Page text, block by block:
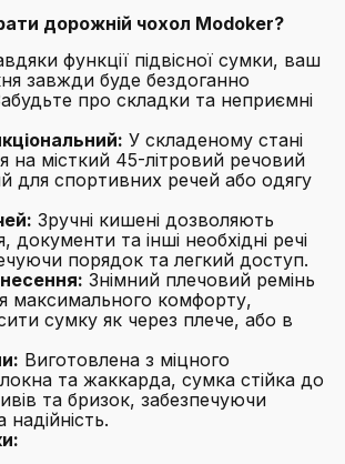
дорожній чохол Modoker?
функції підвісної сумки, ваш
завжди буде бездоганно
про складки та неприємні
У складеному стані
на місткий 45-літровий речовий
для спортивних речей або одягу
Зручні кишені дозволяють
документи та інші необхідні речі
порядок та легкий доступ.
Знімний плечовий ремінь
максимального комфорту,
сумку як через плече, або в
Виготовлена з міцного
та жаккарда, сумка стійка до
та бризок, забезпечуючи
надійність.